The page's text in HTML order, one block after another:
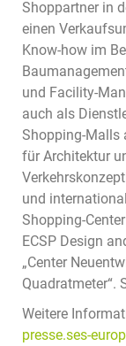
Shoppartner in
einen
Know-how im
und Facility-
auch als
Shopping-Malls
für Architektur
und
Shopping-
ECSP Design
„Center
Quadratmeter“.
Weitere
presse.ses-